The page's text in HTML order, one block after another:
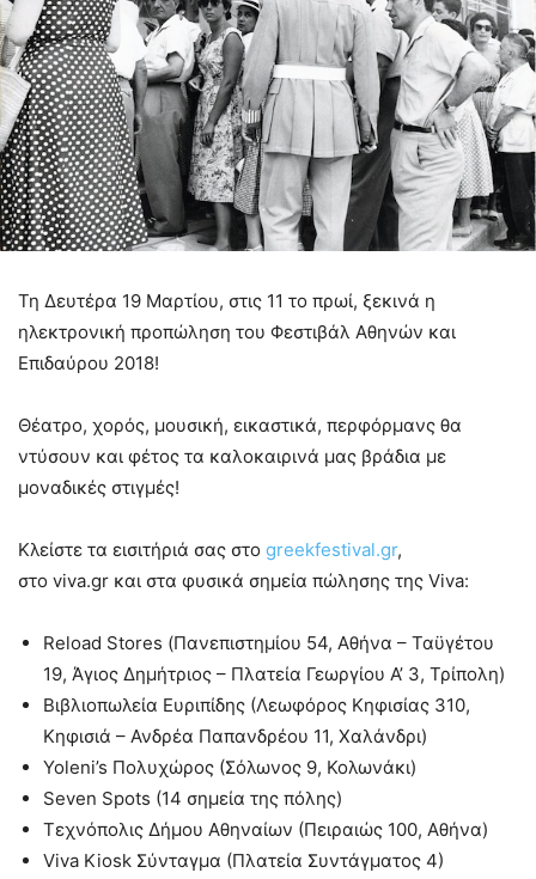
Τη Δευτέρα 19 Μαρτίου, στις 11 το πρωί, ξεκινά η
ηλεκτρονική προπώληση του Φεστιβάλ Αθηνών και
Επιδαύρου 2018!
Θέατρο, χορός, μουσική, εικαστικά, περφόρμανς θα
ντύσουν και φέτος τα καλοκαιρινά μας βράδια με
μοναδικές στιγμές!
Κλείστε τα εισιτήριά σας στο greekfestival.gr,
στο viva.gr και στα φυσικά σημεία πώλησης της Viva:
Reload Stores (Πανεπιστημίου 54, Αθήνα – Ταϋγέτου
19, Άγιος Δημήτριος – Πλατεία Γεωργίου Α’ 3, Τρίπολη)
Βιβλιοπωλεία Ευριπίδης (Λεωφόρος Κηφισίας 310,
Κηφισιά – Ανδρέα Παπανδρέου 11, Χαλάνδρι)
Yoleni’s Πολυχώρος (Σόλωνος 9, Κολωνάκι)
Seven Spots (14 σημεία της πόλης)
Τεχνόπολις Δήμου Αθηναίων (Πειραιώς 100, Αθήνα)
Viva Kiosk Σύνταγμα (Πλατεία Συντάγματος 4)